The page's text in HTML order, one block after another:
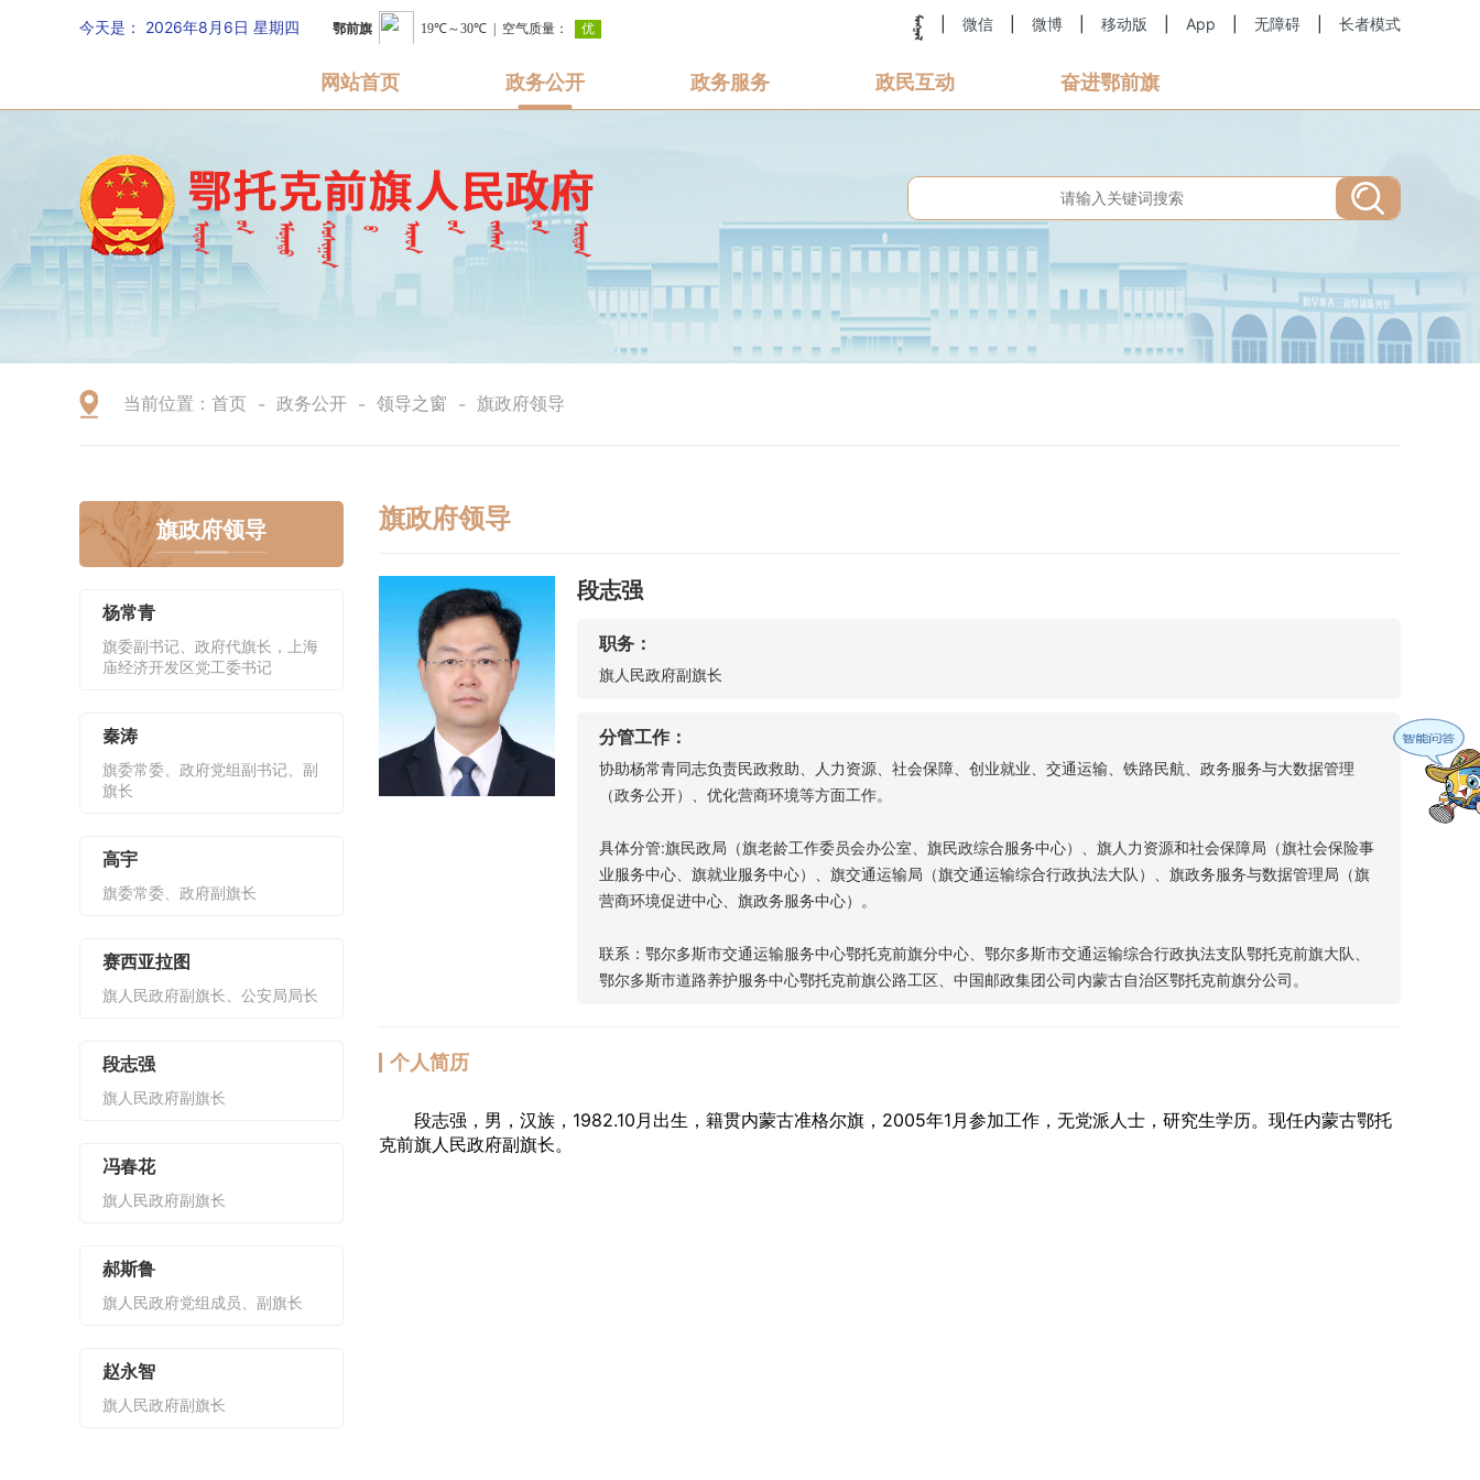
今天是： 2026年8月6日 星期四 微信 微博 移动版 App 无障碍 长者模式
网站首页 政务公开 政务服务 政民互动 奋进鄂前旗
当前位置： 首页 - 政务公开 - 领导之窗 - 旗政府领导
旗政府领导
杨常青
旗委副书记、政府代旗长，上海
庙经济开发区党工委书记
秦涛
旗委常委、政府党组副书记、副
旗长
高宇
旗委常委、政府副旗长
赛西亚拉图
旗人民政府副旗长、公安局局长‌
段志强
旗人民政府副旗长
冯春花
旗人民政府副旗长
郝斯鲁
旗人民政府党组成员、副旗长
赵永智
旗人民政府副旗长
旗政府领导
段志强
职务：
旗人民政府副旗长
分管工作：
协助杨常青同志负责民政救助、人力资源、社会保障、创业就业、交通运输、铁路民航、政务服务与大数据管理
（政务公开）、优化营商环境等方面工作。
具体分管:旗民政局（旗老龄工作委员会办公室、旗民政综合服务中心）、旗人力资源和社会保障局（旗社会保险事
业服务中心、旗就业服务中心）、旗交通运输局（旗交通运输综合行政执法大队）、旗政务服务与数据管理局（旗
营商环境促进中心、旗政务服务中心）。
联系：鄂尔多斯市交通运输服务中心鄂托克前旗分中心、鄂尔多斯市交通运输综合行政执法支队鄂托克前旗大队、
鄂尔多斯市道路养护服务中心鄂托克前旗公路工区、中国邮政集团公司内蒙古自治区鄂托克前旗分公司。
个人简历
段志强，男，汉族，1982.10月出生，籍贯内蒙古准格尔旗，2005年1月参加工作，无党派人士，研究生学历。现任内蒙古鄂托
克前旗人民政府副旗长。